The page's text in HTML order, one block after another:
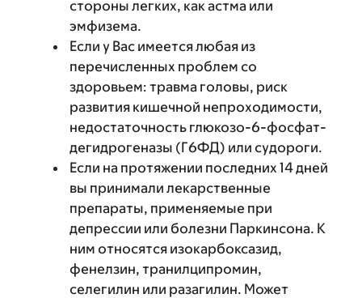
стороны легких, как астма или
эмфизема.
Если у Вас имеется любая из
перечисленных проблем со
здоровьем: травма головы, риск
развития кишечной непроходимости,
недостаточность глюкозо-6-фосфат-
дегидрогеназы (Г6ФД) или судороги.
Если на протяжении последних 14 дней
вы принимали лекарственные
препараты, применяемые при
депрессии или болезни Паркинсона. К
ним относятся изокарбоксазид,
фенелзин, транилципромин,
селегилин или разагилин. Может